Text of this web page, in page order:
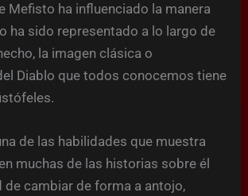
Mefisto ha influenciado la manera
ha sido representado a lo largo de
la imagen clásica o
Diablo que todos conocemos tiene
de las habilidades que muestra
muchas de las historias sobre él
de cambiar de forma a antojo,